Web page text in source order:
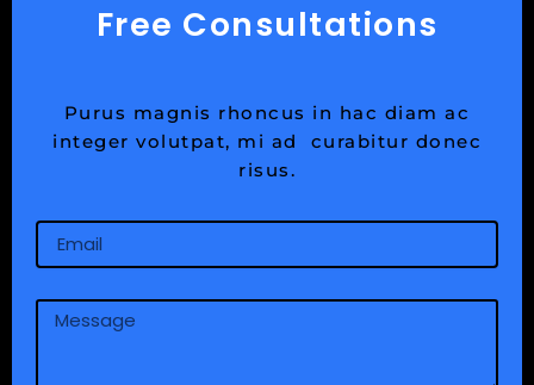
Free Consultations
Purus magnis rhoncus in hac diam ac
integer volutpat, mi ad curabitur donec
risus.
Email
Message